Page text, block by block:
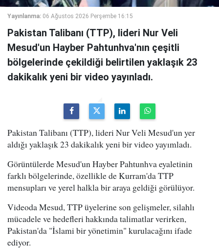
Yayınlanma: 06 Ağustos 2026 Perşembe 16:15
Pakistan Talibanı (TTP), lideri Nur Veli
Mesud'un Hayber Pahtunhva'nın çeşitli
bölgelerinde çekildiği belirtilen yaklaşık 23
dakikalık yeni bir video yayınladı.
Pakistan Talibanı (TTP), lideri Nur Veli Mesud'un yer
aldığı yaklaşık 23 dakikalık yeni bir video yayımladı.
Görüntülerde Mesud'un Hayber Pahtunhva eyaletinin
farklı bölgelerinde, özellikle de Kurram'da TTP
mensupları ve yerel halkla bir araya geldiği görülüyor.
Videoda Mesud, TTP üyelerine son gelişmeler, silahlı
mücadele ve hedefleri hakkında talimatlar verirken,
Pakistan'da "İslami bir yönetimin" kurulacağını ifade
ediyor.